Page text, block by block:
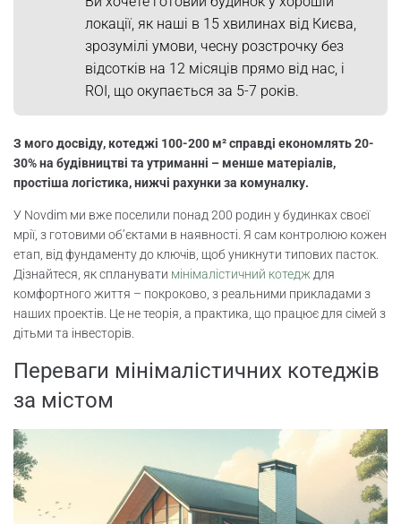
Фасадне скління: як мінімізувати ризики
ROI мінімалістичних котеджів
Метрики успіху: ергономіка та
автономність
Висновок
Часті запитання
локації, як наші в 15 хвилинах від Києва,
зрозумілі умови, чесну розстрочку без
відсотків на 12 місяців прямо від нас, і
ROI, що окупається за 5-7 років.
З мого досвіду, котеджі 100-200 м² справді економлять 20-
30% на будівництві та утриманні – менше матеріалів,
простіша логістика, нижчі рахунки за комуналку.
У Novdim ми вже поселили понад 200 родин у будинках своєї
мрії, з готовими об’єктами в наявності. Я сам контролюю кожен
етап, від фундаменту до ключів, щоб уникнути типових пасток.
Дізнайтеся, як спланувати мінімалістичний котедж для
комфортного життя – покроково, з реальними прикладами з
наших проектів. Це не теорія, а практика, що працює для сімей з
дітьми та інвесторів.
Переваги мінімалістичних котеджів
за містом